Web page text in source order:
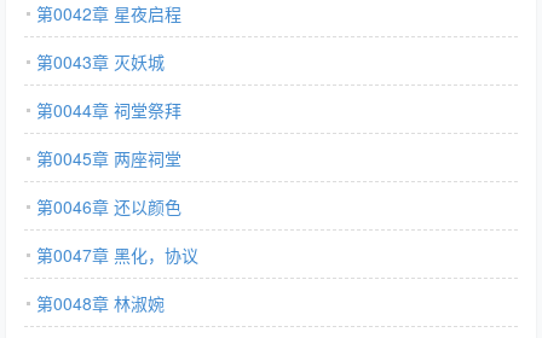
第0042章 星夜启程
第0043章 灭妖城
第0044章 祠堂祭拜
第0045章 两座祠堂
第0046章 还以颜色
第0047章 黑化，协议
第0048章 林淑婉